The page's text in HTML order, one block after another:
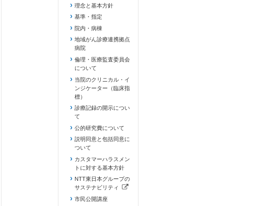
理念と基本方針
基準・指定
院内・病棟
地域がん診療連携拠点
病院
倫理・医療監査委員会
について
当院のクリニカル・イ
ンジケーター（臨床指
標）
診療記録の開示につい
て
公的研究費について
説明同意と包括同意に
ついて
カスタマーハラスメン
トに対する基本方針
NTT東日本グループの
サステナビリティ
（新しいタブで開きます）
市民公開講座